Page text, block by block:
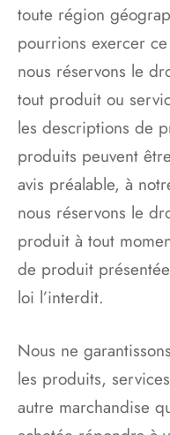
toute région
pourrions exercer
nous réservons le
tout produit ou
les descriptions de
produits peuvent
avis préalable, à
nous réservons le
produit à tout
de produit
loi l’interdit.
Nous ne
les produits,
autre marchandise